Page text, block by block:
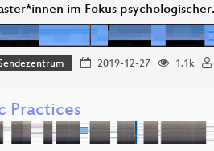
im Fokus
2019-12-27 1.1k
Practices